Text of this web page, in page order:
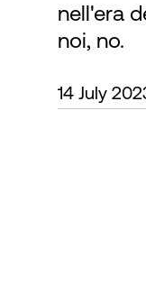
Chi Siamo
Language
nell'era
noi, no.
14 July